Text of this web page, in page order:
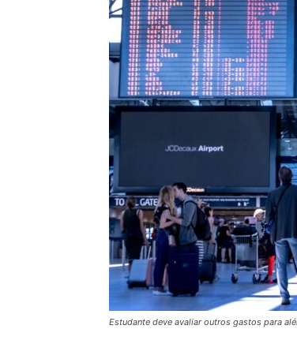
Estudante deve avaliar outros gastos para